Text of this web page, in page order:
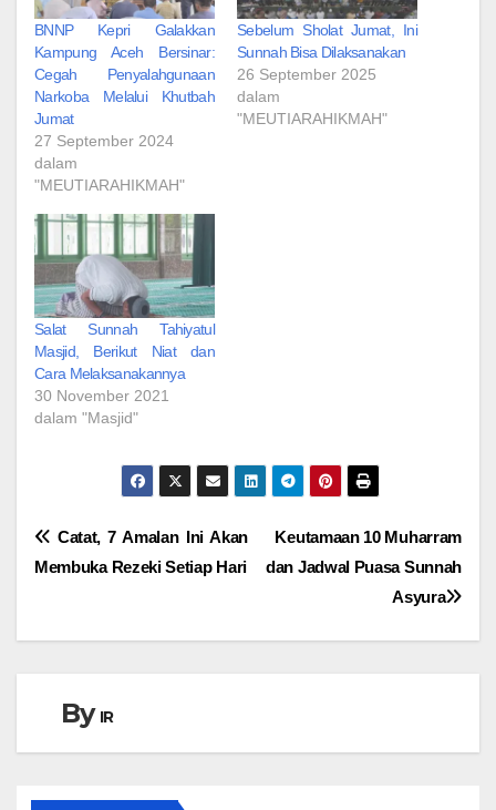
BNNP Kepri Galakkan
Kampung Aceh Bersinar:
Cegah Penyalahgunaan
Narkoba Melalui Khutbah
Jumat
27 September 2024
dalam
"MEUTIARAHIKMAH"
Sebelum Sholat Jumat, Ini
Sunnah Bisa Dilaksanakan
26 September 2025
dalam
"MEUTIARAHIKMAH"
Salat Sunnah Tahiyatul
Masjid, Berikut Niat dan
Cara Melaksanakannya
30 November 2021
dalam "Masjid"
Navigasi
Keutamaan 10 Muharram
dan Jadwal Puasa Sunnah
Asyura
Catat, 7 Amalan Ini Akan
Membuka Rezeki Setiap Hari
By IR